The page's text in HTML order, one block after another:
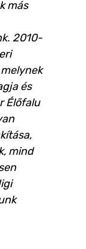
más
2010-
és
Élőfalu
mind